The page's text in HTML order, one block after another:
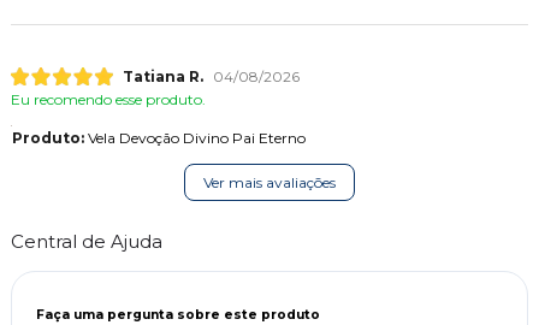
Tatiana R.
04/08/2026
Eu recomendo esse produto.
Produto:Vela Devoção Divino Pai Eterno
Ver mais avaliações
Central de Ajuda
Faça uma pergunta sobre este produto